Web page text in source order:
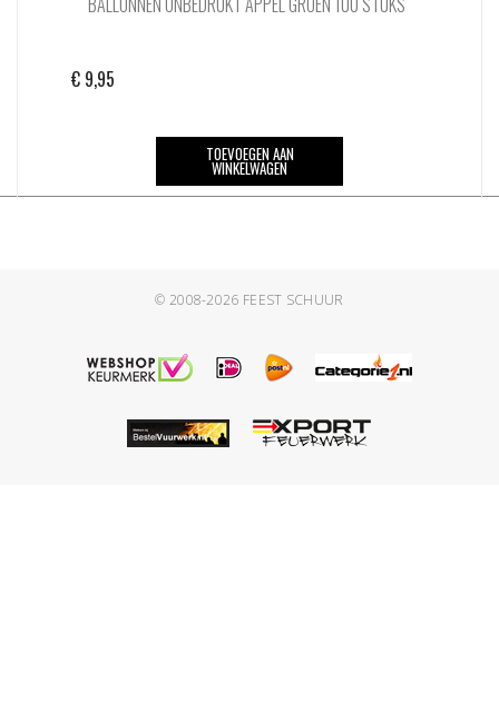
€ 9,95
TOEVOEGEN AAN
WINKELWAGEN
© 2008-2026 FEEST SCHUUR